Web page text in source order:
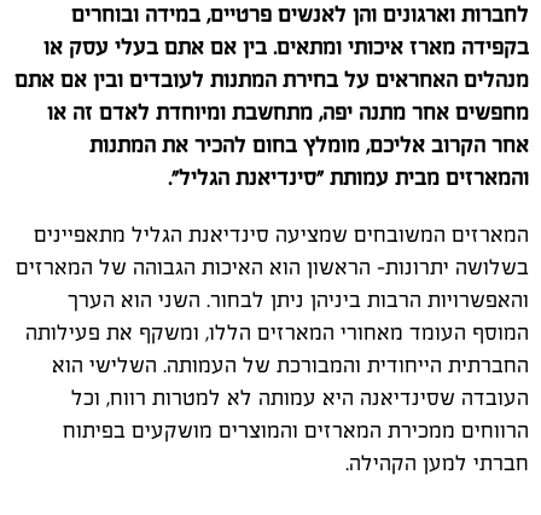
לחברות וארגונים והן לאנשים פרטיים, במידה ובוחרים
בקפידה מארז איכותי ומתאים. בין אם אתם בעלי עסק או
מנהלים האחראים על בחירת המתנות לעובדים ובין אם אתם
מחפשים אחר מתנה יפה, מתחשבת ומיוחדת לאדם זה או
אחר הקרוב אליכם, מומלץ בחום להכיר את המתנות
והמארזים מבית עמותת "סינדיאנת הגליל".
המארזים המשובחים שמציעה סינדיאנת הגליל מתאפיינים
בשלושה יתרונות– הראשון הוא האיכות הגבוהה של המארזים
והאפשרויות הרבות ביניהן ניתן לבחור. השני הוא הערך
המוסף העומד מאחורי המארזים הללו, ומשקף את פעילותה
החברתית הייחודית והמבורכת של העמותה. השלישי הוא
העובדה שסינדיאנה היא עמותה לא למטרות רווח, וכל
הרווחים ממכירת המארזים והמוצרים מושקעים בפיתוח
חברתי למען הקהילה.